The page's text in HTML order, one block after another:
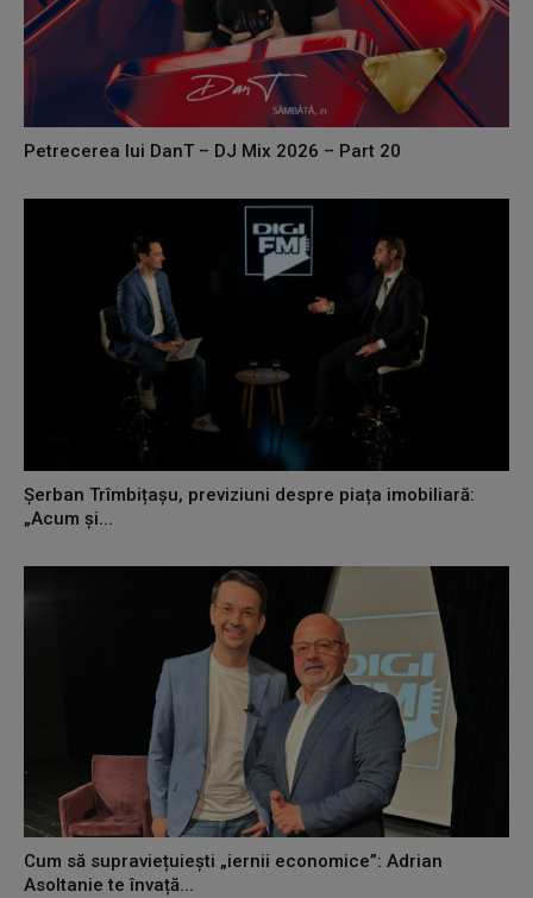
Petrecerea lui DanT – DJ Mix 2026 – Part 20
Șerban Trîmbițașu, previziuni despre piața imobiliară:
„Acum și...
Cum să supraviețuiești „iernii economice”: Adrian
Asoltanie te învață...